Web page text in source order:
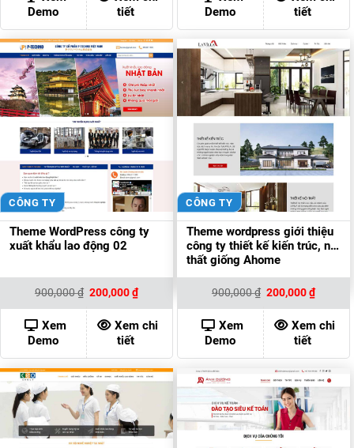
200,000 ₫.
Demo
tiết
Demo
tiết
CÔNG TY
Theme WordPress công ty
xuất khẩu lao động 02
900,000₫ Giá
là:
900,000 ₫.
200,000₫Giá
hiện
tại
là:
200,000 ₫.
Xem
Demo
Xem chi
tiết
CÔNG TY
Theme wordpress giới thiệu
công ty thiết kế kiến trúc, nội
thất giống Ahome
900,000₫ Giá
là:
900,000 ₫.
200,000₫Giá
hiện
tại
là:
Xem
Demo
Xem chi
tiết